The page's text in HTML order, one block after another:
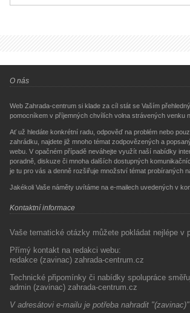
O nás
Web Zahrada-centrum si klade za cíl stát se Vaším
pomocníkem v příjemných chvílích volna strávených venku
Ať už hledáte konkrétní radu, odpověď na problém nebo
zahrádku, najdete již mnoho témat zodpovězených a
webu. V opačném případě neváhejte využít naší nabídky
poradně, diskuze či mnoha dalších dostupných
je tu pro vás a denně rozšiřuje množství témat probíraných
Jakékoli Vaše náměty uvítáme na e-mailech uvedených v
Kontaktní informace
Vaše tematické otázky můžete pokládat nejlépe v
Přímý kontakt na redakci webu:
redakce (zavinac) zahrada-centrum.cz
Technické připomínky či nabídky spolupráce
admin (zavinac) zahrada-centrum.cz
V adresátovi e-mailu je potřeba nahradit